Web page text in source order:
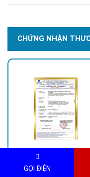
CHỨNG NHẬN
GỌI ĐIỆN